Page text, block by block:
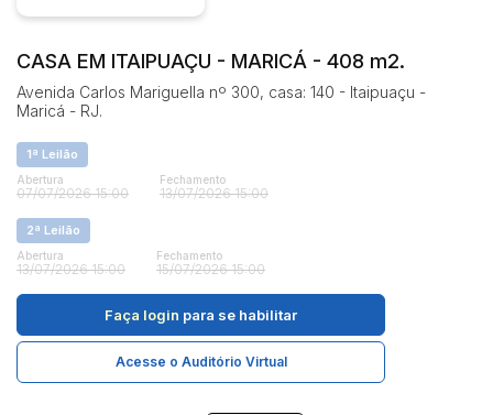
Casas
Ponto Comercial
Terreno
Judiciais Extrajudiciais
R$
CASA EM ITAIPUAÇU - MARICÁ - 408 m2.
Avenida Carlos Mariguella nº 300, casa: 140 - Itaipuaçu -
Maricá - RJ.
1ª Leilão
Abertura
07/07/2026 15:00
Fechamento
13/07/2026 15:00
2ª Leilão
Abertura
13/07/2026 15:00
Fechamento
15/07/2026 15:00
Faça login para se habilitar
Acesse o Auditório Virtual